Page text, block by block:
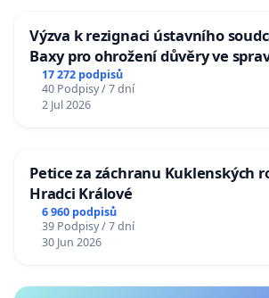
Výzva k rezignaci ústavního
Baxy pro ohrožení důvěry ve
17 272 podpisů
40 Podpisy / 7 dní
2 Jul 2026
Petice za záchranu Kuklenských
Hradci Králové
6 960 podpisů
39 Podpisy / 7 dní
30 Jun 2026